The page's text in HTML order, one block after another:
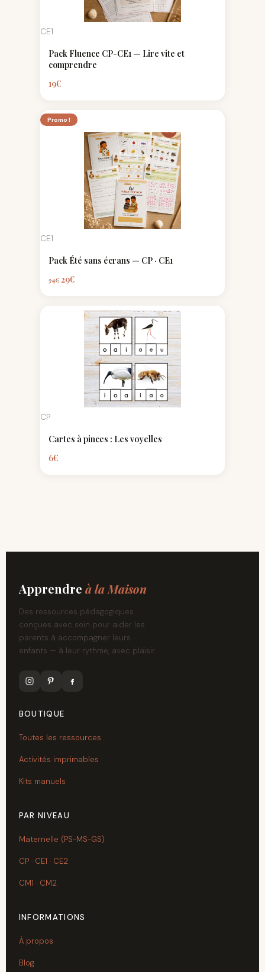
CE1
Pack Fluence CP-CE1 — Lire vite et
comprendre
19€
Promo !
CE1
Pack Été sans écrans — CP · CE1
34€
Le
prix
29€
Le
prix
actuel
est :
29€.
CP
Cartes à pinces : Les voyelles
6€
Apprendre à la Maison
Des ressources pédagogiques
conçues avec soin pour aider les
parents à accompagner leurs
enfants — à leur rythme, avec plaisir.
BOUTIQUE
Toutes les ressources
Activités imprimables
Kits manuels
PAR NIVEAU
Maternelle (PS-MS-GS)
CP · CE1 · CE2
CM1 · CM2
INFORMATIONS
À propos
Blog